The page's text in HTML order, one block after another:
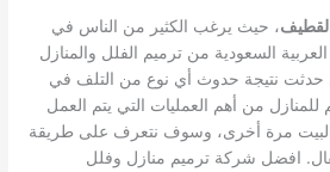
، حيث يرغب الكثير من الناس في
السعودية من ترميم الفلل والمنازل
حدثت نتيجة حدوث أي نوع من التلف في
للمنازل من أهم العمليات التي يتم العمل
البيت مرة أخرى، وسوف نتعرف على طريقة
افضل شركة ترميم منازل وفلل